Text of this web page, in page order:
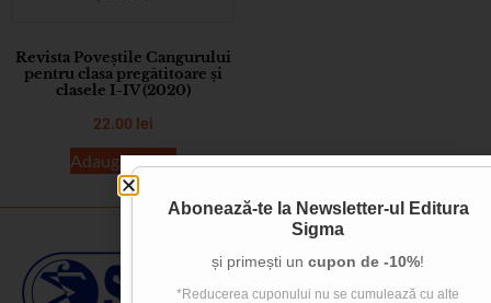
Revista Poveștile Cangurului
pentru clasa pregătitoare și
clasele I-IV (2020)
22.00 lei
Adaugă în coș
Abonează-te la Newsletter-ul Editura
Sigma
și primești un cupon de -10%!
*Reducerea cuponului nu se cumulează cu alte